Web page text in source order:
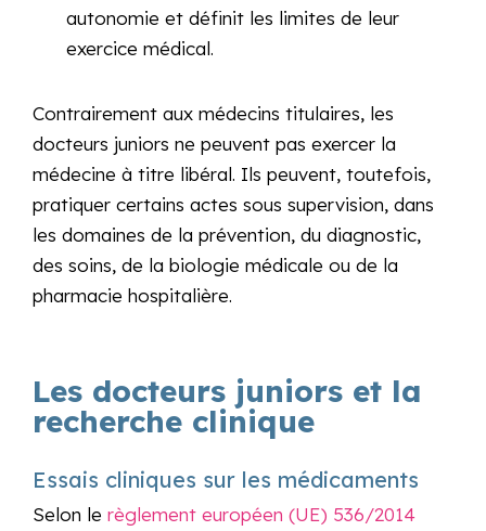
autonomie et définit les limites de leur
exercice médical.
Contrairement aux médecins titulaires, les
docteurs juniors ne peuvent pas exercer la
médecine à titre libéral. Ils peuvent, toutefois,
pratiquer certains actes sous supervision, dans
les domaines de la prévention, du diagnostic,
des soins, de la biologie médicale ou de la
pharmacie hospitalière.
Les docteurs juniors et la
recherche clinique
Essais cliniques sur les médicaments
Selon le règlement européen (UE) 536/2014